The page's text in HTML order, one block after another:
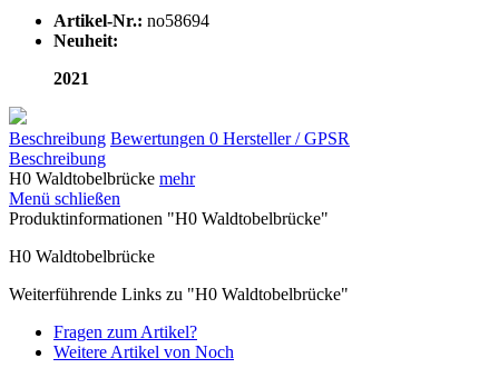
Artikel-Nr.: no58694
Neuheit:
2021
Beschreibung Bewertungen 0 Hersteller / GPSR
Beschreibung
H0 Waldtobelbrücke mehr
Menü schließen
Produktinformationen "H0 Waldtobelbrücke"
H0 Waldtobelbrücke
Weiterführende Links zu "H0 Waldtobelbrücke"
Fragen zum Artikel?
Weitere Artikel von Noch